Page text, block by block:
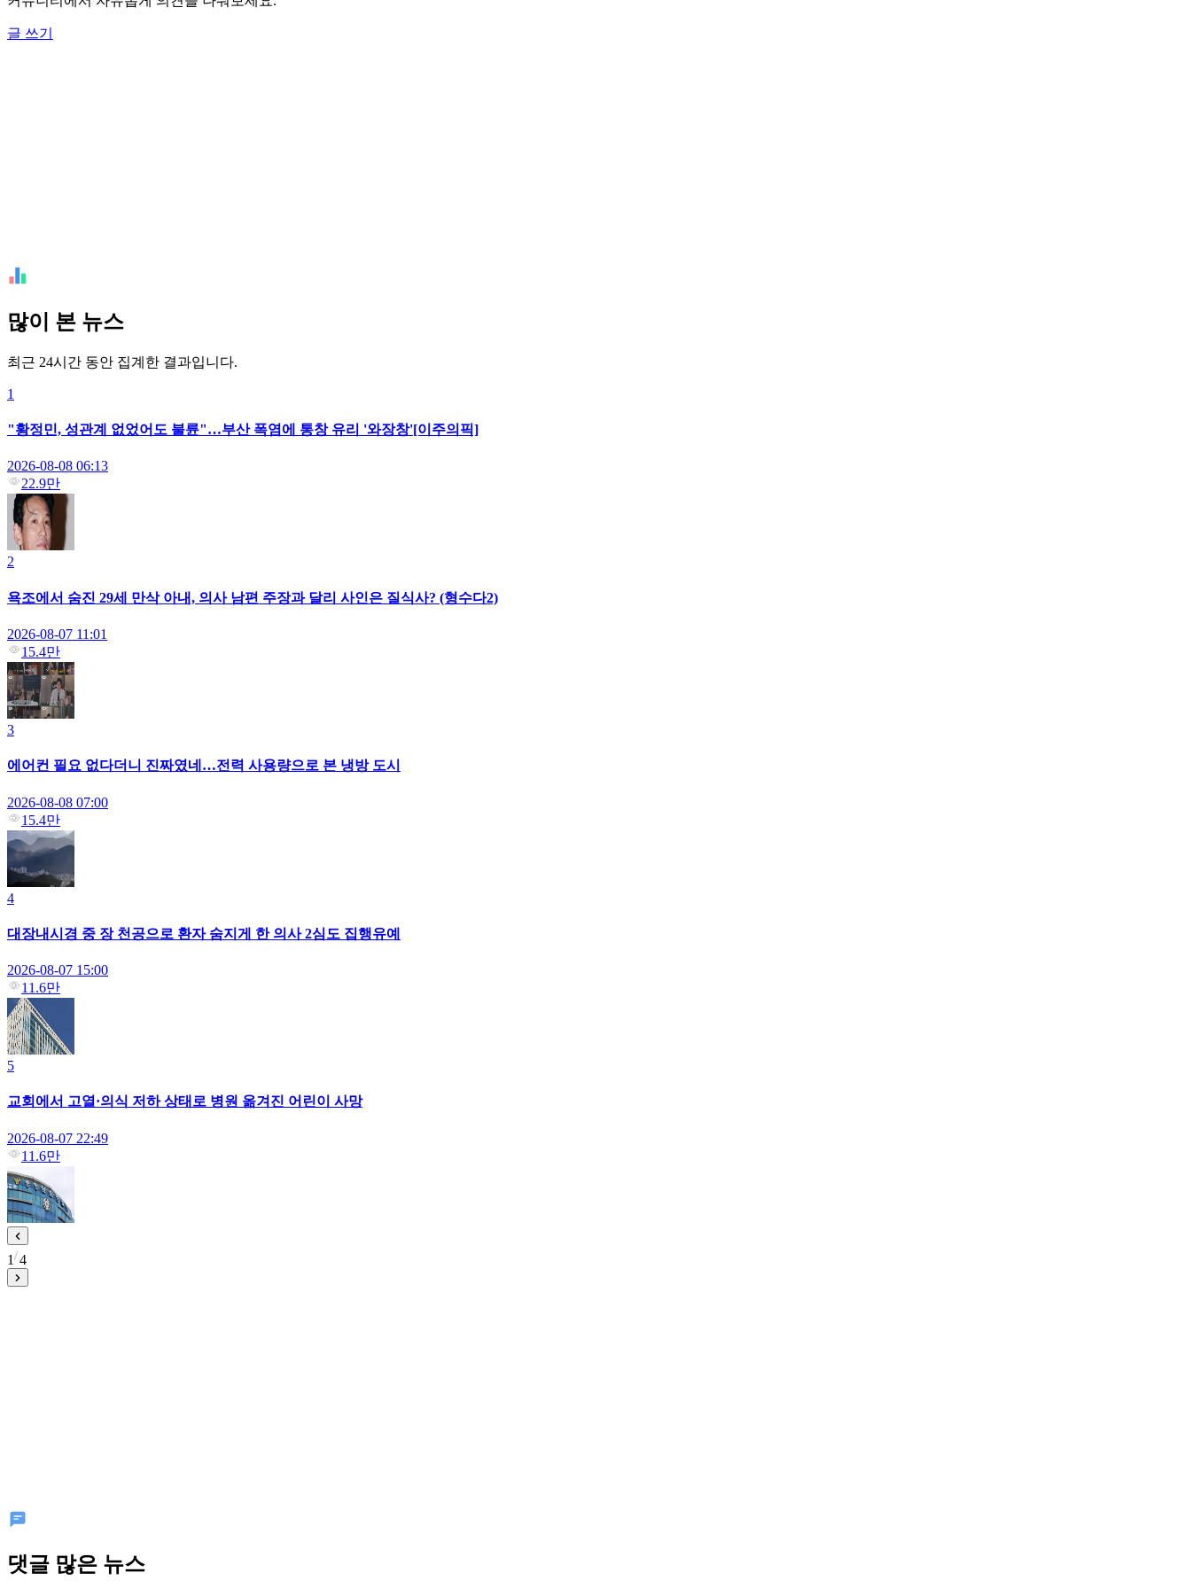
글 쓰기
많이 본 뉴스
최근 24시간 동안 집계한 결과입니다.
1
"황정민, 성관계 없었어도 불륜"…부산 폭염에 통창 유리 '와장창'[이주의픽]
2026-08-08 06:13
22.9만
2
욕조에서 숨진 29세 만삭 아내, 의사 남편 주장과 달리 사인은 질식사? (형수다2)
2026-08-07 11:01
15.4만
3
에어컨 필요 없다더니 진짜였네…전력 사용량으로 본 냉방 도시
2026-08-08 07:00
15.4만
4
대장내시경 중 장 천공으로 환자 숨지게 한 의사 2심도 집행유예
2026-08-07 15:00
11.6만
5
교회에서 고열·의식 저하 상태로 병원 옮겨진 어린이 사망
2026-08-07 22:49
11.6만
1 4
댓글 많은 뉴스